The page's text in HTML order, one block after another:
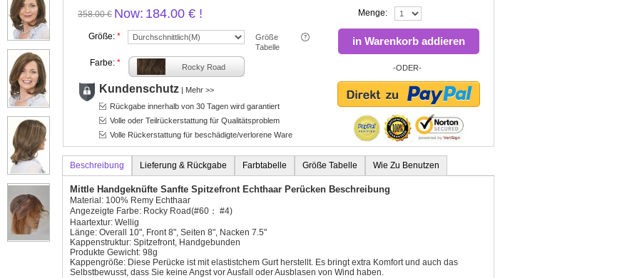
358.00 € Now: 184.00 € !
Größe: *
Größe
Tabelle
Farbe: * Rocky Road
Kundenschutz | Mehr >>
Rückgabe innerhalb von 30 Tagen wird garantiert
Volle oder Teilrückerstattung für Qualitätsproblem
Volle Rückerstattung für beschädigte/verlorene Ware
Menge:
in Warenkorb addieren
-ODER-
Beschreibung Lieferung & Rückgabe Farbtabelle Größe Tabelle Wie Zu Benutzen
Mittle Handgeknüfte Sanfte Spitzefront Echthaar Perücken Beschreibung
Material: 100% Remy Echthaar
Angezeigte Farbe: Rocky Road(#60： #4)
Haartextur: Wellig
Länge: Overall 10", Front 8", Seiten 8", Nacken 7.5"
Kappenstruktur: Spitzefront, Handgebunden
Produkte Gewicht: 98g
Kappengröße: Diese Perücke ist mit elastistchem Gurt herstellt. Es bringt extra Komfort und auch das
Selbstbewusst, dass Sie keine Angst vor Ausfall oder Ausblasen von Wind haben.